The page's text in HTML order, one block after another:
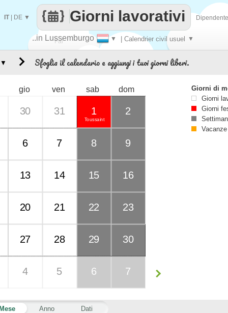
Fai
..in Lussemburgo ▼ | Calendrier civil usuel ▼
Giorni lavorativi
IT| DE ▼
Sfoglia il calendario e aggiungi i tuoi giorni liberi.
Anno Dati
gio ven sab dom
30 31
Toussaint
1 2
6 7 8 9
13 14 15 16
20 21 22 23
27 28 29 30
4 5 6 7
▼
Giorni di
Giorni
Giorni
Vacanze